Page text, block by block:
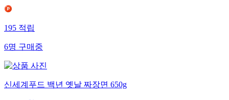
195적립
6명구매중
신세계푸드 백년 옛날 짜장면 650g